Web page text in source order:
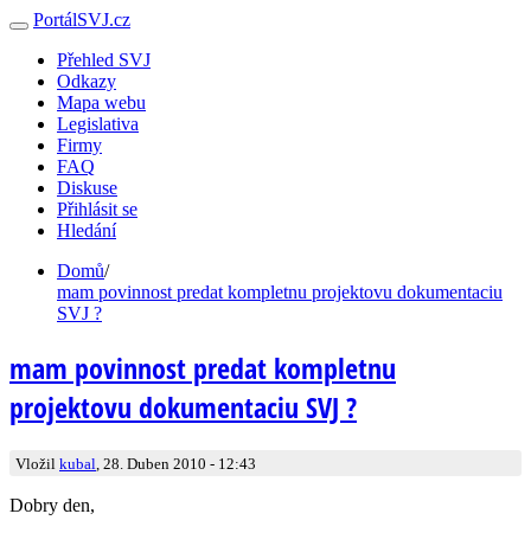
PortálSVJ.cz
Přehled SVJ
Odkazy
Mapa webu
Legislativa
Firmy
FAQ
Diskuse
Přihlásit se
Hledání
Domů/
mam povinnost predat kompletnu projektovu dokumentaciu
SVJ ?
mam povinnost predat kompletnu
projektovu dokumentaciu SVJ ?
Vložil kubal , 28. Duben 2010 - 12:43
Dobry den,